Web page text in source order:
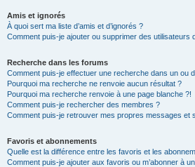
Amis et ignorés
À quoi sert ma liste d’amis et d’ignorés ?
Comment puis-je ajouter ou supprimer des utilisateurs
Recherche dans les forums
Comment puis-je effectuer une recherche dans un ou
Pourquoi ma recherche ne renvoie aucun résultat ?
Pourquoi ma recherche renvoie à une page blanche ?!
Comment puis-je rechercher des membres ?
Comment puis-je retrouver mes propres messages et
Favoris et abonnements
Quelle est la différence entre les favoris et les
Comment puis-je ajouter aux favoris ou m’abonner à